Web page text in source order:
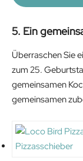
5. Ein
Überraschen Sie
zum 25.
gemeinsamen
gemeinsamen